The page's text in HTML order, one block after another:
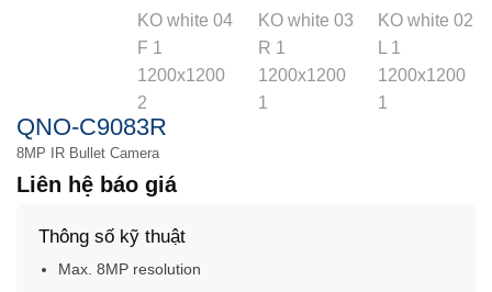
QNO-C9083R
8MP IR Bullet Camera
Liên hệ báo giá
Thông số kỹ thuật
Max. 8MP resolution